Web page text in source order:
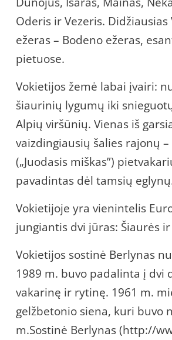
Oderis ir Vezeris. Didžiausias
ežeras – Bodeno ežeras,
pietuose.
Vokietijos žemė labai įvairi:
šiaurinių lygumų iki
Alpių viršūnių. Vienas iš
vaizdingiausių šalies rajonų –
(„Juodasis miškas”)
pavadintas dėl tamsių
Vokietijoje yra vienintelis
jungiantis dvi jūras: Šiaurės
Vokietijos sostinė Berlynas
1989 m. buvo padalinta į dvi
vakarinę ir rytinę. 1961 m.
gelžbetonio siena, kuri buvo
m.Sostinė Berlynas (http://